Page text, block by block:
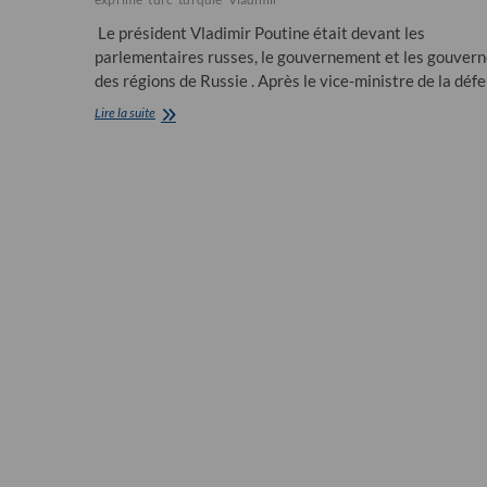
Le président Vladimir Poutine était devant les
parlementaires russes, le gouvernement et les
des régions de Russie . Après le vice-ministre de la
Lire la suiteLe